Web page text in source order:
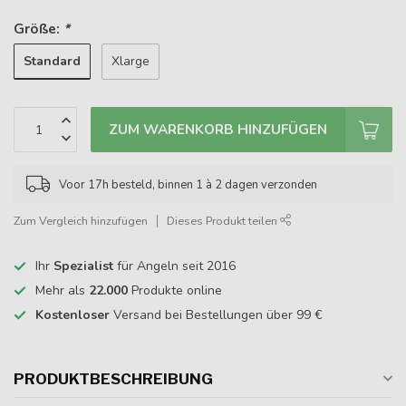
Größe: *
Standard Xlarge
ZUM WARENKORB HINZUFÜGEN
Voor 17h besteld, binnen 1 à 2 dagen verzonden
Zum Vergleich hinzufügen Dieses Produkt teilen
Ihr Spezialist für Angeln seit 2016
Mehr als 22.000 Produkte online
Kostenloser Versand bei Bestellungen über 99 €
PRODUKTBESCHREIBUNG